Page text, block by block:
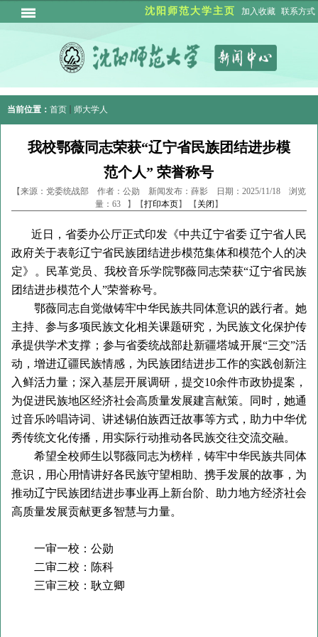
联系方式
加入收藏
沈阳师范大学主页
当前位置： 首页 师大学人
我校鄂薇同志荣获“辽宁省民族团结进步模
范个人” 荣誉称号
【来源：党委统战部 作者：公勋 新闻发布：薛影 日期：2025/11/18 浏览
量： 63 】【打印本页】 【 关闭 】
近日，省委办公厅正式印发《中共辽宁省委 辽宁省人民
政府关于表彰辽宁省民族团结进步模范集体和模范个人的决
定》。民革党员、我校音乐学院鄂薇同志荣获“辽宁省民族
团结进步模范个人”荣誉称号。
鄂薇同志自觉做铸牢中华民族共同体意识的践行者。她
主持、参与多项民族文化相关课题研究，为民族文化保护传
承提供学术支撑；参与省委统战部赴新疆塔城开展“三交”活
动，增进辽疆民族情感，为民族团结进步工作的实践创新注
入鲜活力量；深入基层开展调研，提交10余件市政协提案，
为促进民族地区经济社会高质量发展建言献策。同时，她通
过音乐吟唱诗词、讲述锡伯族西迁故事等方式，助力中华优
秀传统文化传播，用实际行动推动各民族交往交流交融。
希望全校师生以鄂薇同志为榜样，铸牢中华民族共同体
意识，用心用情讲好各民族守望相助、携手发展的故事，为
推动辽宁民族团结进步事业再上新台阶、助力地方经济社会
高质量发展贡献更多智慧与力量。
一审一校：公勋
二审二校：陈科
三审三校：耿立卿